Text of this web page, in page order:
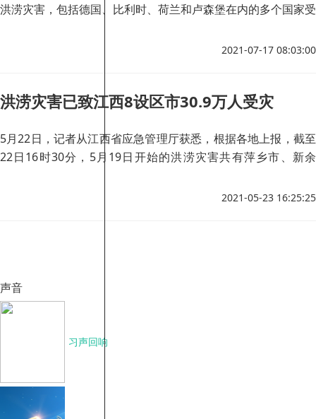
洪涝灾害，包括德国、比利时、荷兰和卢森堡在内的多个国家受
由于与外部交通大面积中断，救援进展缓慢，很多村庄成为孤
2021-07-17 08:03:00
洪涝灾害已致江西8设区市30.9万人受灾
5月22日，记者从江西省应急管理厅获悉，根据各地上报，截至
22日16时30分，5月19日开始的洪涝灾害共有萍乡市、新余
区市52个县（市、区）30.9万人受灾，紧急避险转移和紧急转
还在进一步统计核查中。
2021-05-23 16:25:25
声音
习声回响